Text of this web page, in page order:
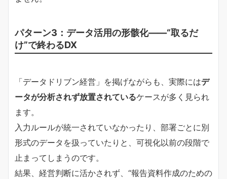
パターン3：データ活用の形骸化――“取るだ
け”で終わるDX
「データドリブン経営」を掲げながらも、実際にはデ
ータが分析されず放置されているケースが多く見られ
ます。
入力ルールが統一されていなかったり、部署ごとに別
形式のデータを扱っていたりと、可視化以前の段階で
止まってしまうのです。
結果、経営判断に活かされず、“報告資料作成のための